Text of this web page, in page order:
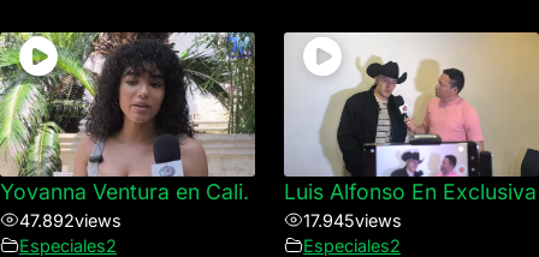
Yovanna Ventura en Cali.
47.892views
Especiales2
Luis Alfonso En Exclusiva
17.945views
Especiales2